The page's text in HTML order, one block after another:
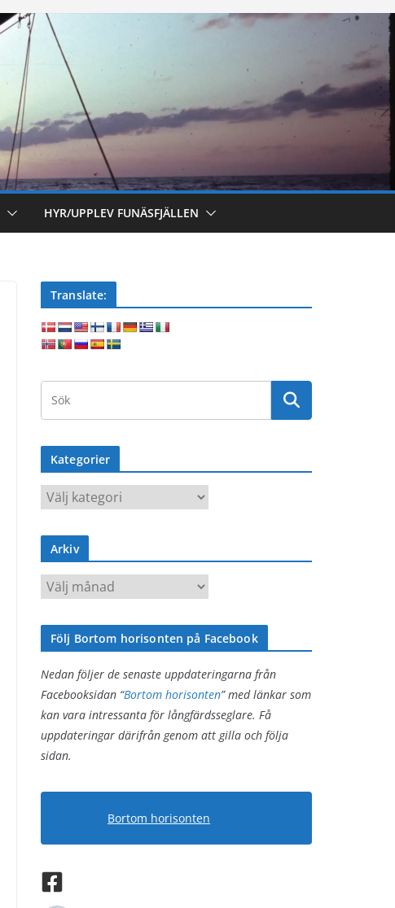
HYR/UPPLEV FUNÄSFJÄLLEN
Translate:
Kategorier
K
a
t
g
o
e
r
Arkiv
A
r
k
Följ Bortom horisonten på Facebook
Nedan följer de senaste uppdateringarna från
Facebooksidan “Bortom horisonten” med länkar som
kan vara intressanta för långfärdsseglare. Få
uppdateringar därifrån genom att gilla och följa
sidan.
Bortom horisonten